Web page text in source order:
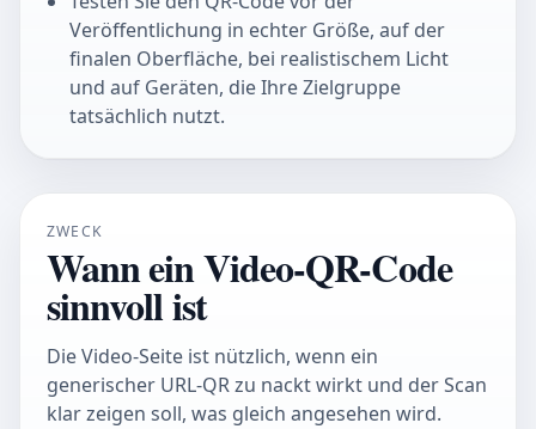
Veröffentlichung in echter Größe, auf der
finalen Oberfläche, bei realistischem Licht
und auf Geräten, die Ihre Zielgruppe
tatsächlich nutzt.
ZWECK
Wann ein Video-QR-Code
sinnvoll ist
Die Video-Seite ist nützlich, wenn ein
generischer URL-QR zu nackt wirkt und der Scan
klar zeigen soll, was gleich angesehen wird.